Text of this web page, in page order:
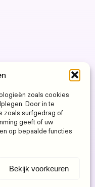
zoals cookies
Door in te
zoals surfgedrag of
geeft of uw
op bepaalde functies
Bekijk voorkeuren